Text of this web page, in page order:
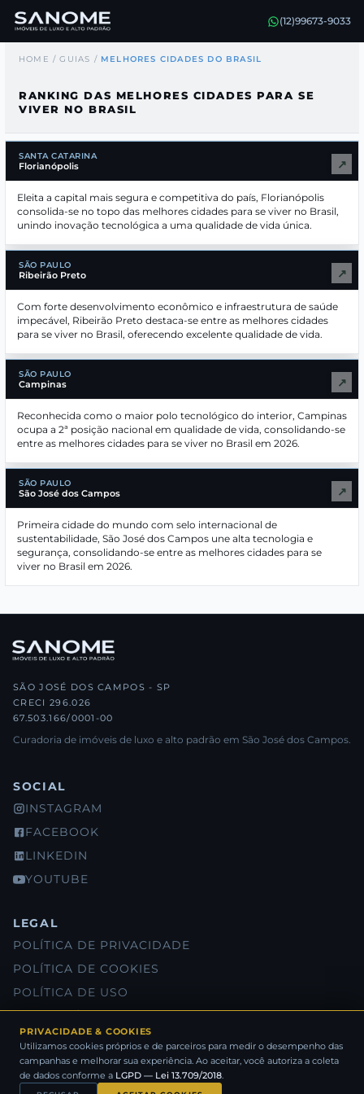
(12)99673-9033
HOME / GUIAS / MELHORES CIDADES DO BRASIL
RANKING DAS MELHORES CIDADES PARA SE
VIVER NO BRASIL
SANTA CATARINA
Florianópolis ↗
Eleita a capital mais segura e competitiva do país, Florianópolis
consolida-se no topo das melhores cidades para se viver no Brasil,
unindo inovação tecnológica a uma qualidade de vida única.
SÃO PAULO
Ribeirão Preto ↗
Com forte desenvolvimento econômico e infraestrutura de saúde
impecável, Ribeirão Preto destaca-se entre as melhores cidades
para se viver no Brasil, oferecendo excelente qualidade de vida.
SÃO PAULO
Campinas ↗
Reconhecida como o maior polo tecnológico do interior, Campinas
ocupa a 2ª posição nacional em qualidade de vida, consolidando-se
entre as melhores cidades para se viver no Brasil em 2026.
SÃO PAULO
São José dos Campos ↗
Primeira cidade do mundo com selo internacional de
sustentabilidade, São José dos Campos une alta tecnologia e
segurança, consolidando-se entre as melhores cidades para se
viver no Brasil em 2026.
SÃO JOSÉ DOS CAMPOS - SP
CRECI 296.026
67.503.166/0001-00
Curadoria de imóveis de luxo e alto padrão em São José dos Campos.
SOCIAL
INSTAGRAM
FACEBOOK
LINKEDIN
YOUTUBE
LEGAL
POLÍTICA DE PRIVACIDADE
POLÍTICA DE COOKIES
POLÍTICA DE USO
SOBRE NÓS
® SANOME NEGÓCIOS IMOBILIÁRIOS 2026 - TODOS OS DIREITOS
RESERVADOS
PRIVACIDADE & COOKIES
Utilizamos cookies próprios e de parceiros para medir o desempenho das
campanhas e melhorar sua experiência. Ao aceitar, você autoriza a coleta
de dados conforme a LGPD — Lei 13.709/2018.